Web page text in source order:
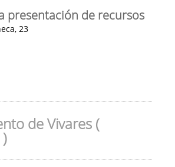
presentación de recursos
23
de Vivares (